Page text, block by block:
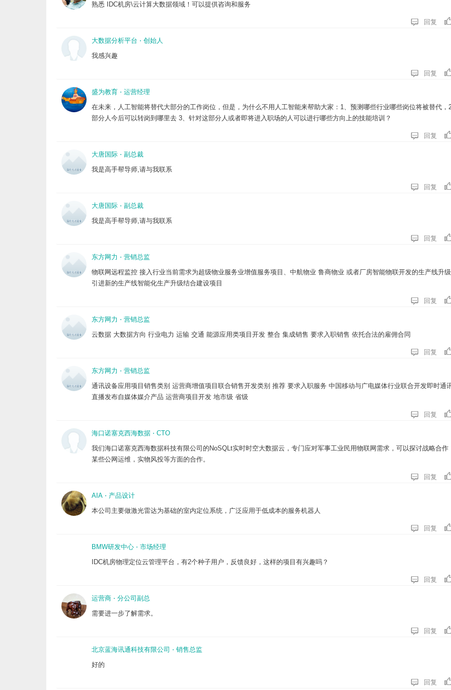
熟悉 IDC机房\云计算大数据领域！可以提供咨询和服务
 回复
大数据分析平台 ⋅ 创始人
我感兴趣
 回复
盛为教育 ⋅ 运营经理
在未来，人工智能将替代大部分的工作岗位，但是，为什么不用人工智能来帮助大家：1、预测哪些行业哪些岗位将被替代，
部分人今后可以转岗到哪里去 3、针对这部分人或者即将进入职场的人可以进行哪些方向上的技能培训？
 回复
大唐国际 ⋅ 副总裁
我是高手帮导师,请与我联系
 回复
大唐国际 ⋅ 副总裁
我是高手帮导师,请与我联系
 回复
东方网力 ⋅ 营销总监
物联网远程监控 接入行业当前需求为超级物业服务业增值服务项目、中航物业 鲁商物业 或者厂房智能物联开发的生产线升
引进新的生产线智能化生产升级结合建设项目
 回复
东方网力 ⋅ 营销总监
云数据 大数据方向 行业电力 运输 交通 能源应用类项目开发 整合 集成销售 要求入职销售 依托合法的雇佣合同
 回复
东方网力 ⋅ 营销总监
通讯设备应用项目销售类别 运营商增值项目联合销售开发类别 推荐 要求入职服务 中国移动与广电媒体行业联合开发即时通
直播发布自媒体媒介产品 运营商项目开发 地市级 省级
 回复
海口诺塞克西海数据 ⋅ CTO
我们海口诺塞克西海数据科技有限公司的NoSQLt实时时空大数据云，专门应对军事工业民用物联网需求，可以探讨战略合作
某些公网运维，实物风投等方面的合作。
 回复
AIA ⋅ 产品设计
本公司主要做激光雷达为基础的室内定位系统，广泛应用于低成本的服务机器人
 回复
BMW研发中心 ⋅ 市场经理
IDC机房物理定位云管理平台，有2个种子用户，反馈良好，这样的项目有兴趣吗？
 回复
运营商 ⋅ 分公司副总
需要进一步了解需求。
 回复
北京蓝海讯通科技有限公司 ⋅ 销售总监
好的
 回复